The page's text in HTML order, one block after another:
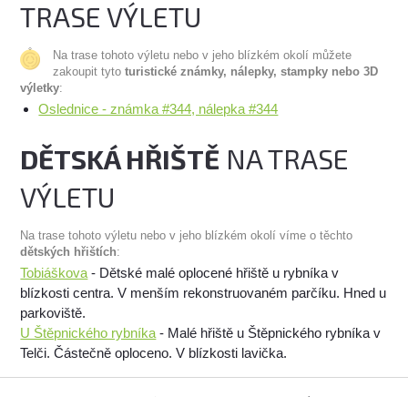
TRASE VÝLETU
Na trase tohoto výletu nebo v jeho blízkém okolí můžete
zakoupit tytoturistické známky, nálepky, stampky nebo 3D
výletky:
Oslednice - známka #344, nálepka #344
DĚTSKÁ HŘIŠTĚ NA TRASE
VÝLETU
Na trase tohoto výletu nebo v jeho blízkém okolí víme o těchto
dětských hřištích:
Tobiáškova - Dětské malé oplocené hřiště u rybníka v
blízkosti centra. V menším rekonstruovaném parčíku. Hned u
parkoviště.
U Štěpnického rybníka - Malé hřiště u Štěpnického rybníka v
Telči. Částečně oploceno. V blízkosti lavička.